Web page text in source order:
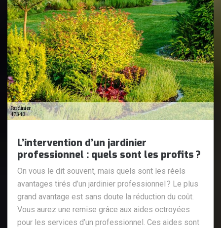
L’intervention d’un jardinier
professionnel : quels sont les profits ?
On vous le dit souvent, mais quels sont les réels
avantages tirés d’un jardinier professionnel ? Le plus
grand avantage est sans doute la réduction du coût.
Vous aurez une remise grâce aux aides octroyées
pour les services d’un professionnel. Ces aides sont